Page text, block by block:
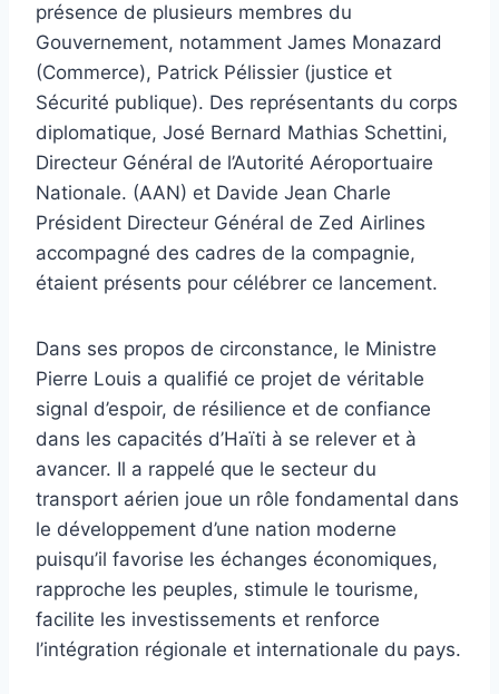
présence de plusieurs membres du
Gouvernement, notamment James Monazard
(Commerce), Patrick Pélissier (justice et
Sécurité publique). Des représentants du corps
diplomatique, José Bernard Mathias Schettini,
Directeur Général de l’Autorité Aéroportuaire
Nationale. (AAN) et Davide Jean Charle
Président Directeur Général de Zed Airlines
accompagné des cadres de la compagnie,
étaient présents pour célébrer ce lancement.
Dans ses propos de circonstance, le Ministre
Pierre Louis a qualifié ce projet de véritable
signal d’espoir, de résilience et de confiance
dans les capacités d’Haïti à se relever et à
avancer. Il a rappelé que le secteur du
transport aérien joue un rôle fondamental dans
le développement d’une nation moderne
puisqu’il favorise les échanges économiques,
rapproche les peuples, stimule le tourisme,
facilite les investissements et renforce
l’intégration régionale et internationale du pays.